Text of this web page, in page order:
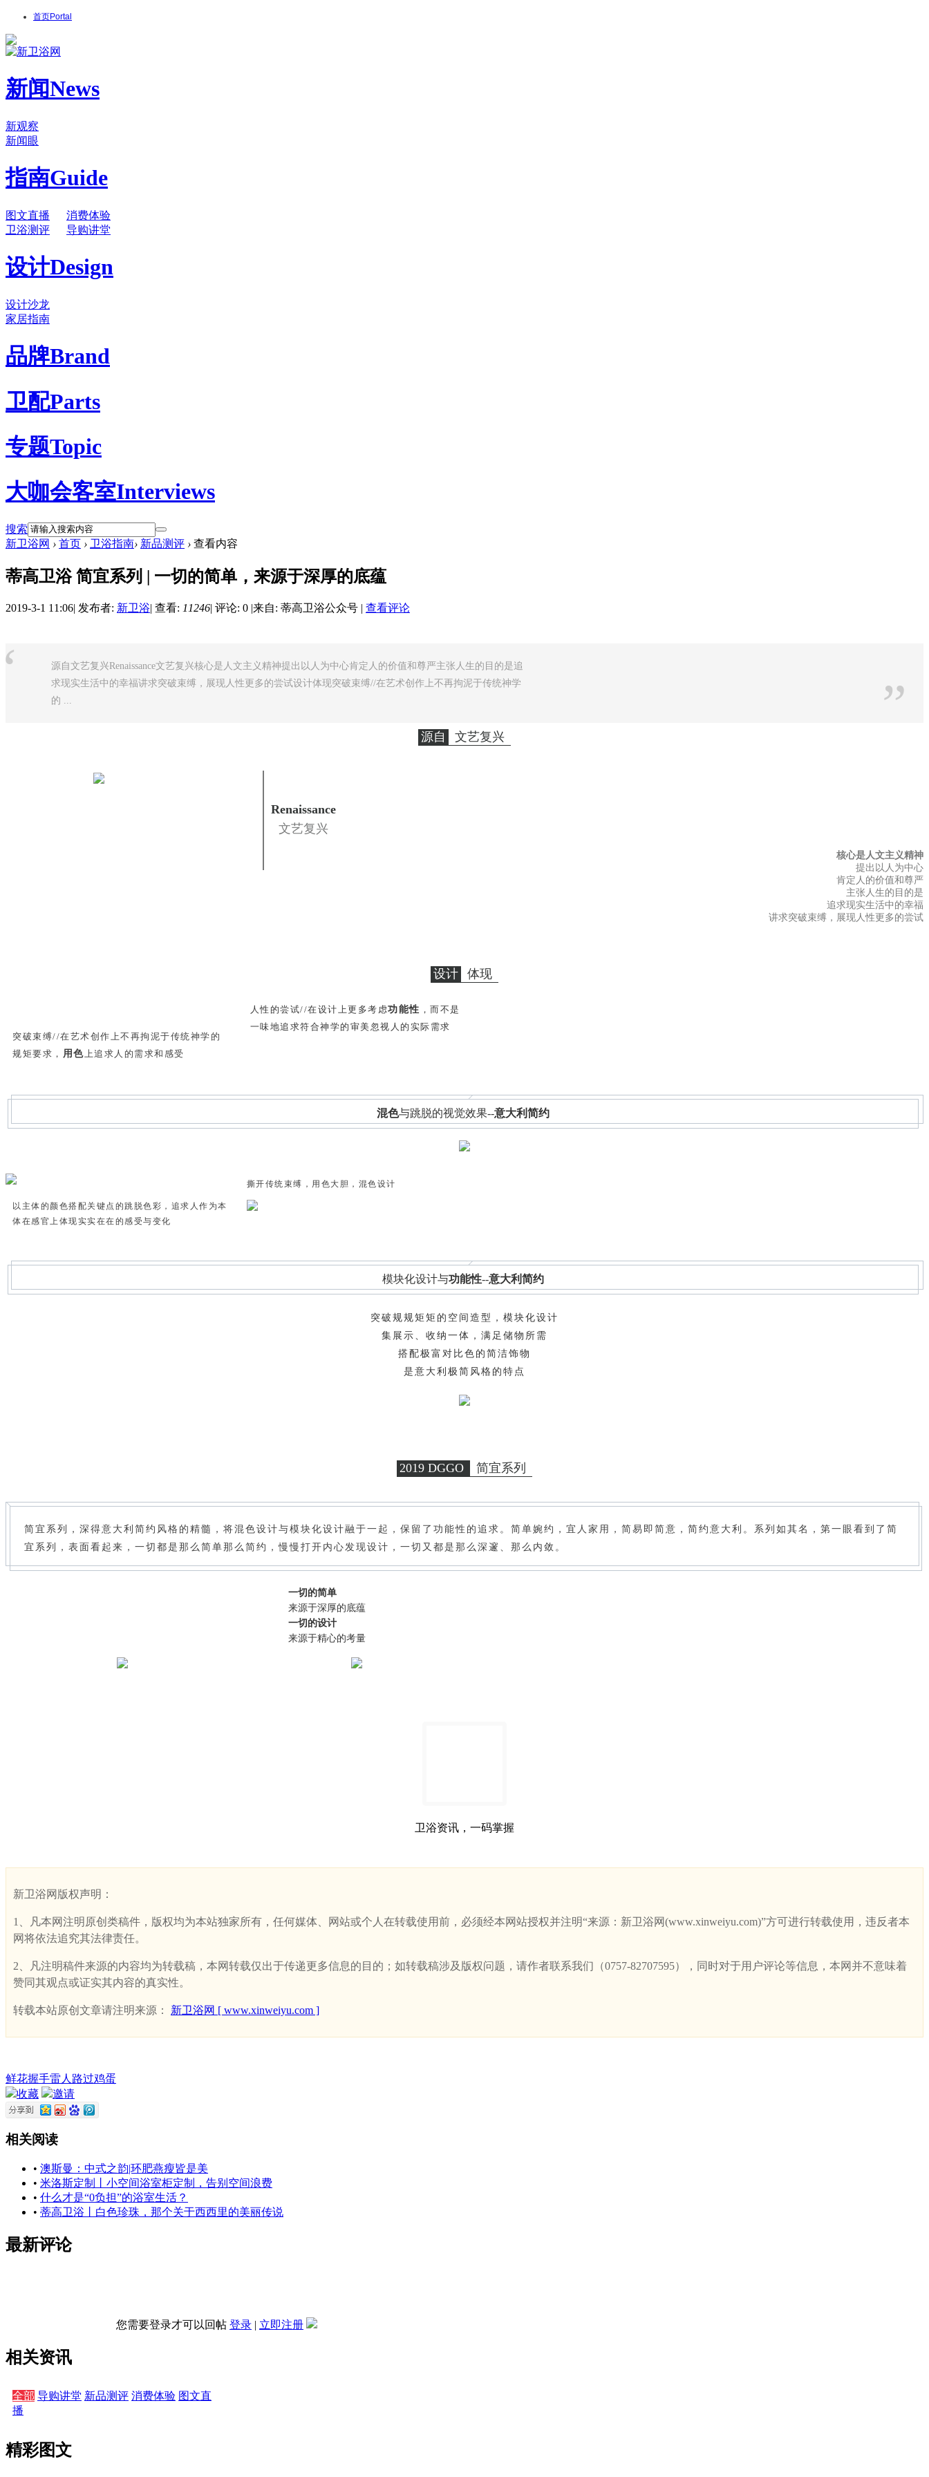
首页Portal
新闻News
新观察
新闻眼
指南Guide
图文直播
消费体验
卫浴测评
导购讲堂
设计Design
设计沙龙
家居指南
品牌Brand
卫配Parts
专题Topic
大咖会客室Interviews
搜索
新卫浴网 › 首页 › 卫浴指南› 新品测评 › 查看内容
蒂高卫浴 简宜系列 | 一切的简单，来源于深厚的底蕴
2019-3-1 11:06| 发布者: 新卫浴| 查看: 11246| 评论: 0 |来自: 蒂高卫浴公众号 | 查看评论
源自文艺复兴Renaissance文艺复兴核心是人文主义精神提出以人为中心肯定人的价值和尊严主张人生的目的是追
求现实生活中的幸福讲求突破束缚，展现人性更多的尝试设计体现突破束缚//在艺术创作上不再拘泥于传统神学
的 ...
”
源自 文艺复兴
Renaissance
文艺复兴
核心是人文主义精神
提出以人为中心
肯定人的价值和尊严
主张人生的 目的是
追求现实生活中 的幸福
讲求突破束缚， 展现人性更多的尝试
设计 体现
突破束缚//在艺术创作上不再拘泥于传统神学的
规矩要求， 用色 上追求人的需求和感受
人性的尝试//在设计上更多考虑功能性 ，而不是
一味地追求符合神学的审美忽视人的实际需求
混色与跳脱的视觉效果--意大利简约
以主体的颜色搭配关键点的跳脱色彩，追求人作为本
体在感官上体现实实在在的感受与变化
撕开传统束缚，用色大胆，混色设计
模块化设计与功能性--意大利简约
突破规规矩矩的空间造型，模块化设计
集展示、收纳一体，满足储物所需
搭配极富对比色的简洁饰物
是意大利极简风格的特点
2019 DGGO 简宜系列
简宜系列，深得意大利简约风格的精髓，将混色设计与模块化设计融于一起，保留了功能性的追求。简单婉约，宜人家用，简易即简意，简约意大利。系列如其名，第一眼看到了简
宜系列，表面看起来，一切都是那么简单那么简约，慢慢打开内心发现设计，一切又都是那么深邃、那么内敛。
一切的简单
来源于深厚的底蕴
一切的设计
来源于精心的考量
卫浴资讯，一码掌握
新卫浴网版权声明：
1、凡本网注明原创类稿件，版权均为本站独家所有，任何媒体、网站或个人在转载使用前，必须经本网站授权并注明“来源：新卫浴网(www.xinweiyu.com)”方可进行转载使用，违反者本
网将依法追究其法律责任。
2、凡注明稿件来源的内容均为转载稿，本网转载仅出于传递更多信息的目的；如转载稿涉及版权问题，请作者联系我们（0757-82707595），同时对于用户评论等信息，本网并不意味着
赞同其观点或证实其内容的真实性。
转载本站原创文章请注明来源： 新卫浴网 [ www.xinweiyu.com ]
鲜花握手雷人 路过鸡蛋
收藏
邀请
相关阅读
• 澳斯曼：中式之韵|环肥燕瘦皆是美
• 米洛斯定制丨小空间浴室柜定制，告别空间浪费
• 什么才是“0负担”的浴室生活？
• 蒂高卫浴丨白色珍珠，那个关于西西里的美丽传说
最新评论
您需要登录才可以回帖 登录 | 立即注册
相关资讯
全部 导购讲堂 新品测评 消费体验 图文直
播
精彩图文